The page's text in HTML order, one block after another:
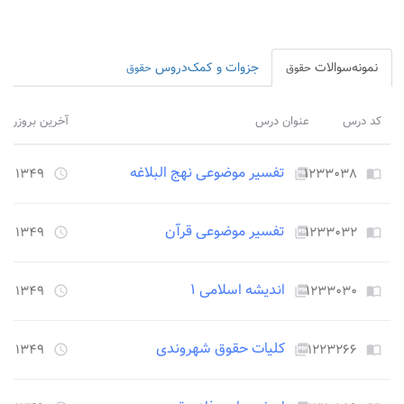
نمونه‌سوالات حقوق جزوات و کمک‌دروس حقوق
کد درس عنوان درس آخرین
import_contacts ۱۲۳۳۰۳۸picture_as_pdf تفسیر موضوعی نهج البلاغه access_time ۱۳۴۹ روز قبل
import_contacts ۱۲۳۳۰۳۲picture_as_pdf تفسیر موضوعی قرآن access_time ۱۳۴۹ روز قبل
import_contacts ۱۲۳۳۰۳۰picture_as_pdf اندیشه اسلامی ۱ access_time ۱۳۴۹ روز قبل
import_contacts ۱۲۲۳۲۶۶picture_as_pdf کلیات حقوق شهروندی access_time ۱۳۴۹ روز قبل